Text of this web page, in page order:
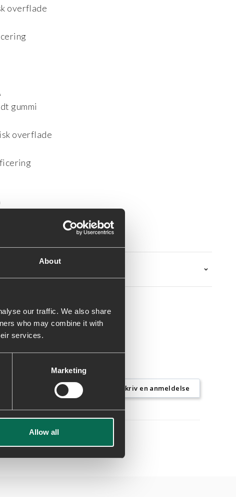
About
our traffic. We also share
who may combine it with
services.
Marketing
Allow all
overflade
gummi
overflade
Skriv en anmeldelse